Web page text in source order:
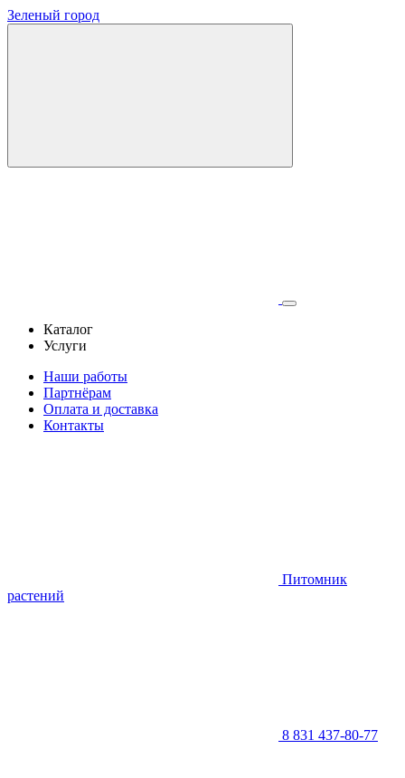
Зеленый город
Каталог
Услуги
Наши работы
Партнёрам
Оплата и доставка
Контакты
Питомник
растений
8 831 437-80-77